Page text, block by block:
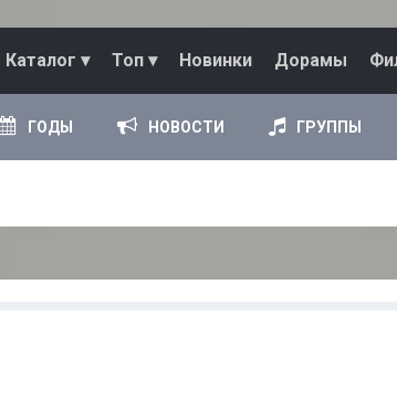
Каталог ▾ Топ ▾ Новинки Дорамы
ГОДЫ НОВОСТИ ГРУППЫ